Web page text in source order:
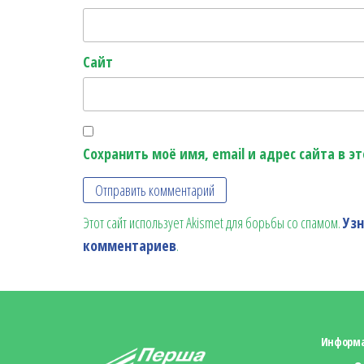
Сайт
Сохранить моё имя, email и адрес сайта в
Этот сайт использует Akismet для борьбы со спамом.
комментариев.